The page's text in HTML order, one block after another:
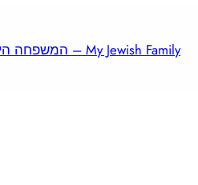
My Jewish Family – המשפחה היהודית שלי